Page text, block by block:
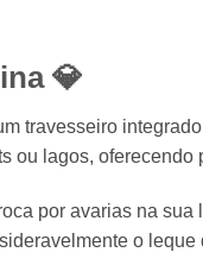
💎
travesseiro
ou lagos, oferecendo
por avarias na sua
o